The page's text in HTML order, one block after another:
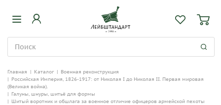
Главная | Каталог | Военная реконструкция
| Российская Империя, 1826-1917: от Николая I до Николая II. Первая мировая
(Великая война).
| Галуны, шнуры, шитьё для формы
| Шитый воротник и обшлага за военное отличие офицеров армейской пехоты